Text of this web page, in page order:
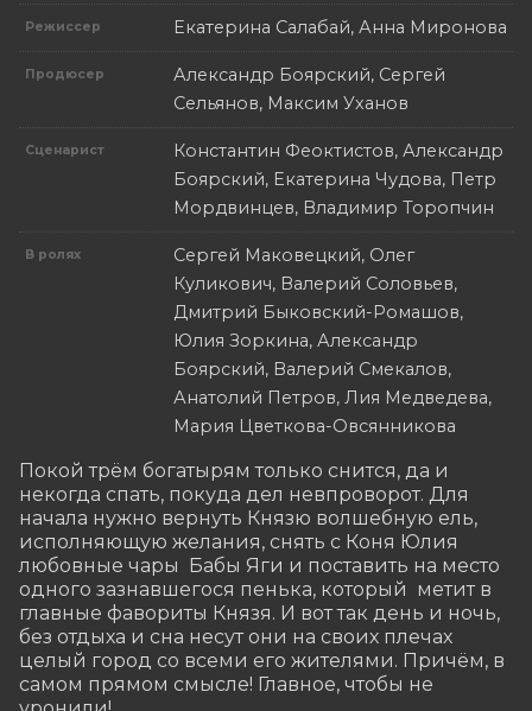
Режиссер Екатерина Салабай, Анна Миронова
Продюсер
Александр Боярский, Сергей
Сельянов, Максим Уханов
Сценарист
Константин Феоктистов, Александр
Боярский, Екатерина Чудова, Петр
Мордвинцев, Владимир Торопчин
В ролях
Сергей Маковецкий, Олег
Куликович, Валерий Соловьев,
Дмитрий Быковский-Ромашов,
Юлия Зоркина, Александр
Боярский, Валерий Смекалов,
Анатолий Петров, Лия Медведева,
Мария Цветкова-Овсянникова
Покой трём богатырям только снится, да и
некогда спать, покуда дел невпроворот. Для
начала нужно вернуть Князю волшебную ель,
исполняющую желания, снять с Коня Юлия
любовные чары  Бабы Яги и поставить на место
одного зазнавшегося пенька, который  метит в
главные фавориты Князя. И вот так день и ночь,
без отдыха и сна несут они на своих плечах
целый город со всеми его жителями. Причём, в
самом прямом смысле! Главное, чтобы не